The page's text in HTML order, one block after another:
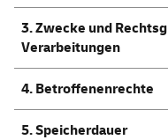
3. Zwecke und
Verarbeitungen
4. Betroffenenrechte
5. Speicherdauer